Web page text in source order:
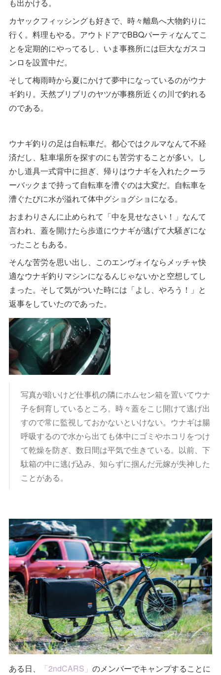
も出かける。
カヤックフィッシングも好きで、時々離島へ大物釣りに
行く。料理もやる。アウトドアでBBQパーティなんてこ
とを定期的にやってるし、いま事務所には巨大なガスコ
ンロを設置中だ。
そして梅雨時から夏にかけて夢中になっているのがウナ
ギ釣り。天然ブリブリのヤツが事務所近くの川で釣れる
のである。
ウナギ釣りの足は自転車だ。都心ではクルマなんて不経
済だし、駐車場所を探すのにも苦労することが多い。し
かし道具一式背中に担ぎ、帰りはウナギを入れたクーラ
ーバックまで持って自転車を漕ぐのは大変だ。自転車を
漕ぐたびに水が溢れて体中グショグショになる。
おまわりさんに止められて「中を見せなさい！」なんて
言われ、蓋を開けたら歩道にウナギが逃げて大騒ぎにな
ったこともある。
そんな苦労を思い出し、このエンヴォイならメッチャ快
適なウナギ釣りマシンになるんじゃないかと空想してし
まった。そして気がついた時には「よし、やろう！」と
返事をしていたのであった。
写真が暗いけど仕事机の隣にホムセン箱を置いてウナ
子を飼育しているところ。時々蓋をこじ開けて逃げ出
すので常に監視しておかないといけない。ウナギは腸
呼吸するので水から出ても体中にゴミやホコリをつけ
て乾燥を防ぎ、数日間は平気で生きている。以前、下
駄箱の中に逃げ込み、知らずに掴んだ元嫁が失神した
ことがある。
ある日、 「2ndCARS」のメンバーでキャンプすることに